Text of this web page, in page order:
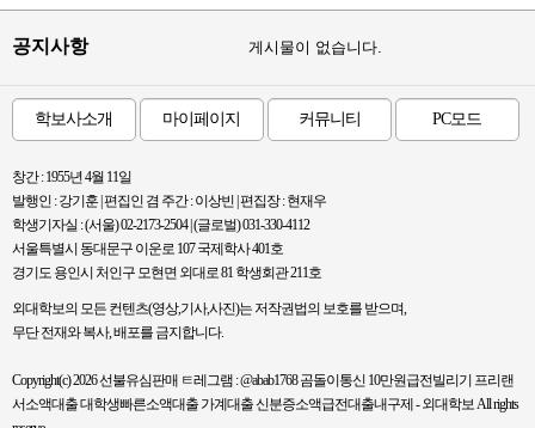
공지사항 게시물이 없습니다.
학보사소개 마이페이지 커뮤니티 PC모드
창간 : 1955년 4월 11일
발행인 : 강기훈 | 편집인 겸 주간 : 이상빈 | 편집장 : 현재우
학생기자실 : (서울) 02-2173-2504 | (글로벌) 031-330-4112
서울특별시 동대문구 이운로 107 국제학사 401호
경기도 용인시 처인구 모현면 외대로 81 학생회관 211호
외대학보의 모든 컨텐츠(영상,기사,사진)는 저작권법의 보호를 받으며,
무단 전재와 복사, 배포를 금지합니다.
Copyright(c) 2026 선불유심판매 ㅌ레그램 : @abab1768 곰돌이통신 10만원급전빌리기 프리랜
서소액대출 대학생빠른소액대출 가계대출 신분증소액급전대출내구제 - 외대학보 All rights